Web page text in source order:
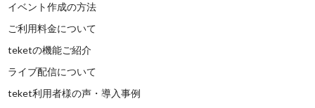
イベント作成の方法
ご利用料金について
teketの機能ご紹介
ライブ配信について
teket利用者様の声・導入事例